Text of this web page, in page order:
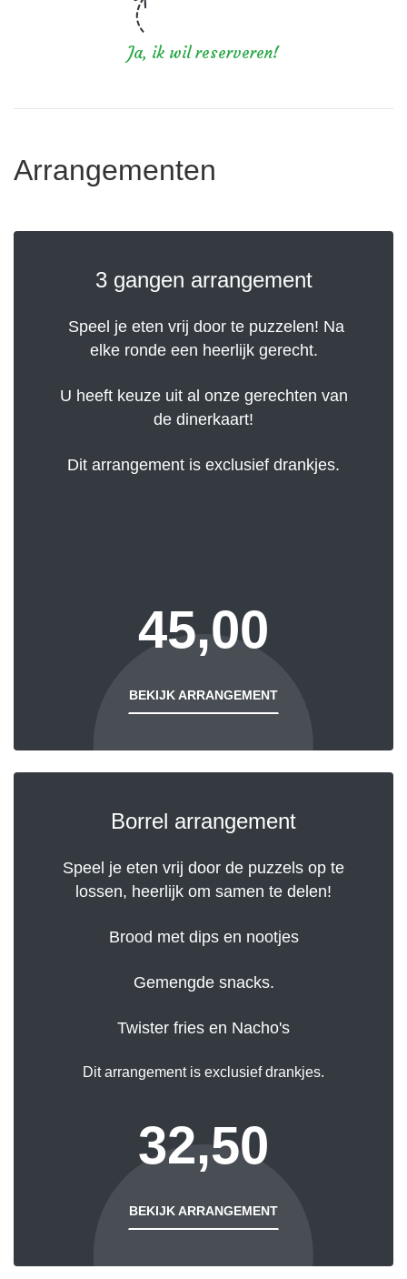
Ja, ik wil reserveren!
Arrangementen
3 gangen arrangement
Speel je eten vrij door te puzzelen! Na
elke ronde een heerlijk gerecht.
U heeft keuze uit al onze gerechten van
de dinerkaart!
Dit arrangement is exclusief drankjes.
45,00
BEKIJK ARRANGEMENT
Borrel arrangement
Speel je eten vrij door de puzzels op te
lossen, heerlijk om samen te delen!
Brood met dips en nootjes
Gemengde snacks.
Twister fries en Nacho's
Dit arrangement is exclusief drankjes.
32,50
BEKIJK ARRANGEMENT